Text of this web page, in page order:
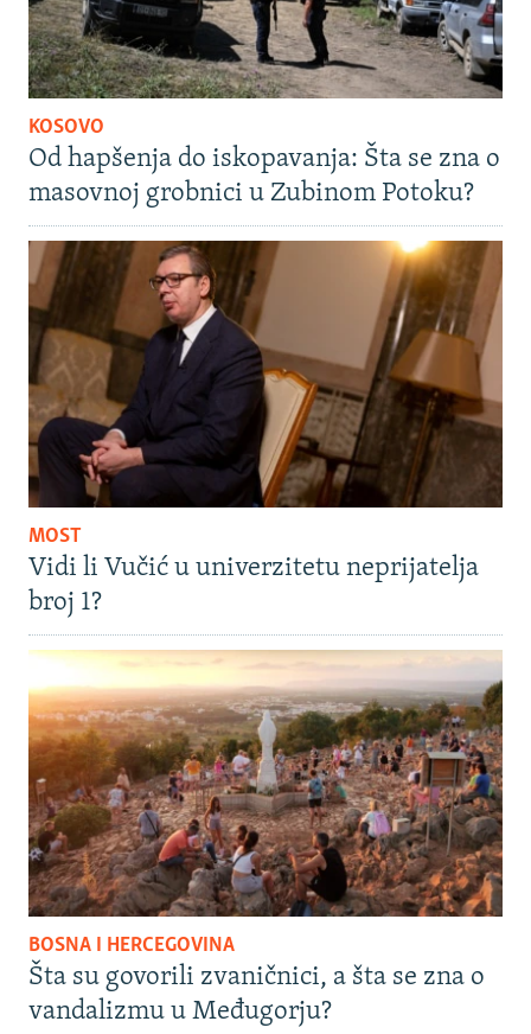
KOSOVO
Od hapšenja do iskopavanja: Šta se zna o
masovnoj grobnici u Zubinom Potoku?
MOST
Vidi li Vučić u univerzitetu neprijatelja
broj 1?
BOSNA I HERCEGOVINA
Šta su govorili zvaničnici, a šta se zna o
vandalizmu u Međugorju?